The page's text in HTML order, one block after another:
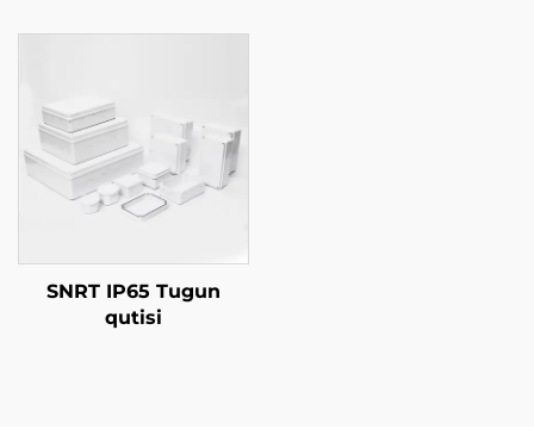
SNRT IP65 Tugun
qutisi